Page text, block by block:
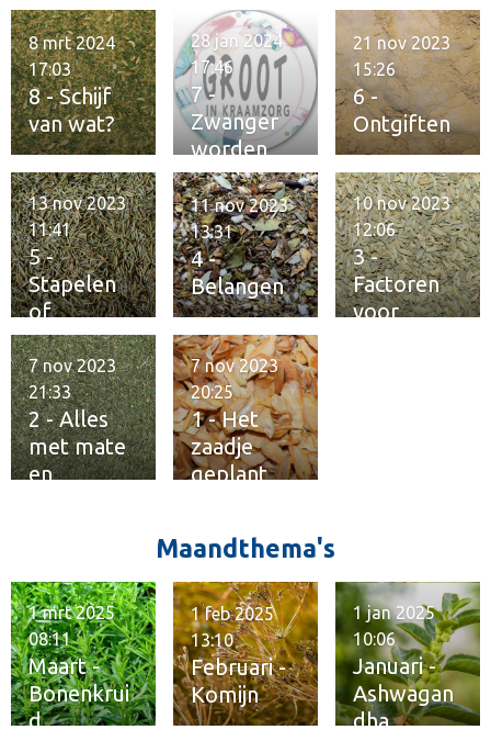
8 - Schijf
van wat?
8 mrt 2024
17:03
7 -
Zwanger
worden
28 jan 2024
17:46
6 -
Ontgiften
21 nov 2023
15:26
5 -
Stapelen
of
verzamele
n
13 nov 2023
11:41
4 -
Belangen
11 nov 2023
13:31
3 -
Factoren
voor
10 nov 2023
12:06
2 - Alles
met mate
en
7 nov 2023
21:33
1 - Het
zaadje
geplant
7 nov 2023
20:25
Maandthema's
Maart -
Bonenkrui
d
1 mrt 2025
08:11
Februari -
Komijn
1 feb 2025
13:10
Januari -
Ashwagan
dha
1 jan 2025
10:06